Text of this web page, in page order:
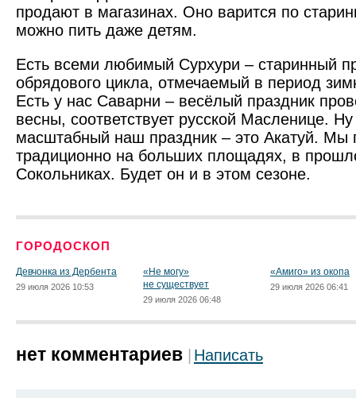
продают в магазинах. Оно варится по
можно пить даже детям.
Есть всеми любимый Сурхури – старинный
обрядового цикла, отмечаемый в период
Есть у нас Саварни – весёлый праздник
весны, соответствует русской Масленице.
масштабный наш праздник – это Акатуй. Мы
традиционно на больших площадях, в
Сокольниках. Будет он и в этом сезоне.
ГОРОДОСКОП
Девчонка из Дербента
29 июля 2026 10:53
«Не могу»
не существует
29 июля 2026 06:48
«Амиго» из окопа
29 июля 2026 06:41
нет комментариев Написать